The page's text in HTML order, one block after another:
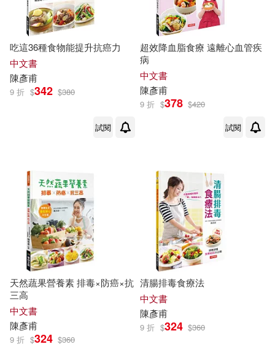
吃這36種食物能提升抗癌力
中文書
陳彥甫
9 折 $342 $380
試閱
超效降血脂食療 遠離心血管疾
病
中文書
陳彥甫
9 折 $378 $420
試閱
天然蔬果營養素 排毒×防癌×抗
三高
中文書
陳彥甫
9 折 $324 $360
清腸排毒食療法
中文書
陳彥甫
9 折 $324 $360